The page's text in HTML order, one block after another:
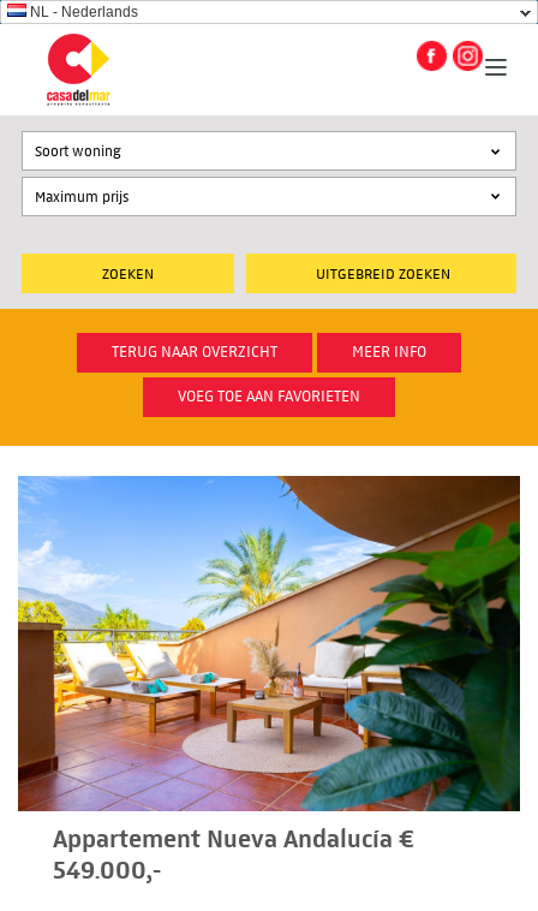
NL - Nederlands
UITGEBREID ZOEKEN
Soort woning
TERUG NAAR OVERZICHT MEER INFO
VOEG TOE AAN FAVORIETEN
Appartement Nueva Andalucía €
549.000,-